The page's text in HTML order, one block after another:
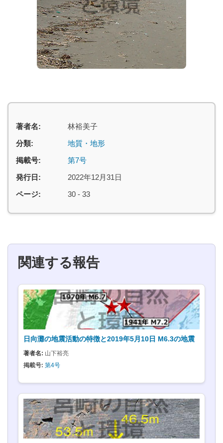
著者名:
林裕美子
分類:
地質・地形
掲載号:
第7号
発行日:
2022年12月31日
ページ:
30 - 33
関連する報告
日向灘の地震活動の特徴と2019年5月10日 M6.3の地震
著者名: 山下裕亮
掲載号: 第4号